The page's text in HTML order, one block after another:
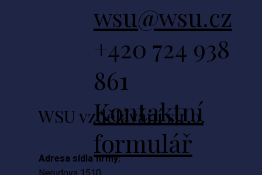
Lukáš Suchý, MBA, MSc.
CEO, jednatel
wsu@wsu.cz
+420 724 938
861
Kontaktní
formulář
WSU vzdělávání s.r.o.
Adresa sídla firmy: